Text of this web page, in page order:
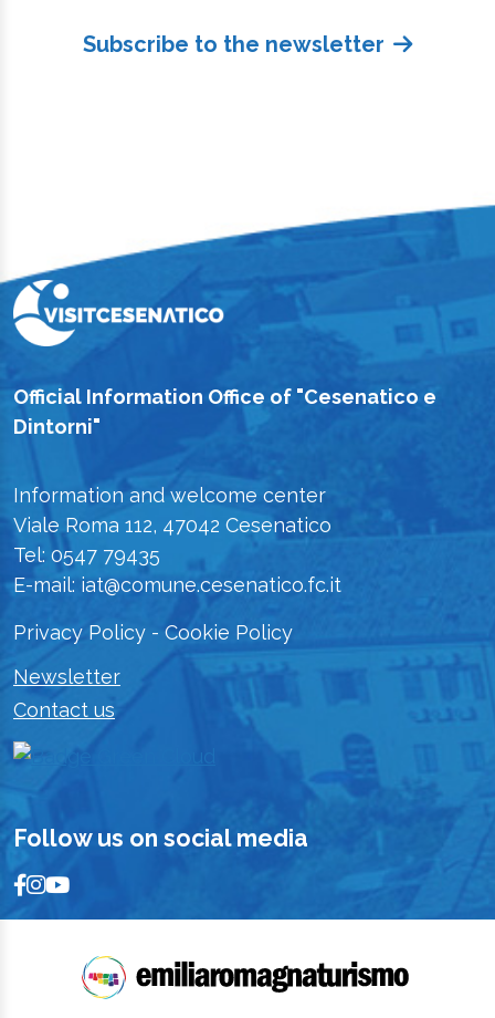
Subscribe to the newsletter
Official Information Office of "Cesenatico e
Dintorni"
Information and welcome center
Viale Roma 112, 47042 Cesenatico
Tel: 0547 79435
E-mail: iat@comune.cesenatico.fc.it
Privacy Policy - Cookie Policy
Newsletter
Contact us
Follow us on social media